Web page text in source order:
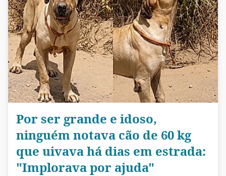
Por ser grande e idoso,
ninguém notava cão de 60 kg
que uivava há dias em estrada:
"Implorava por ajuda"